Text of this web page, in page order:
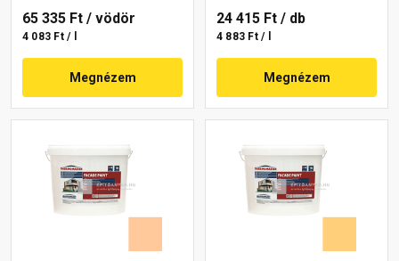
65 335 Ft / vödör
4 083 Ft / l
Megnézem
24 415 Ft / db
4 883 Ft / l
Megnézem